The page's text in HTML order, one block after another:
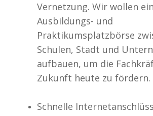
Vernetzung. Wir wollen
Ausbildungs- und
Praktikumsplatzbörse
Schulen, Stadt und
aufbauen, um die
Zukunft heute zu fördern.
Schnelle